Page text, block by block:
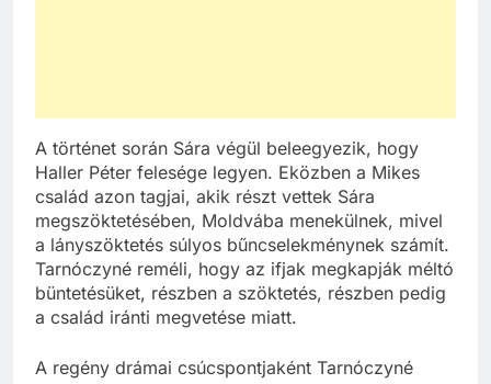
A történet során Sára végül beleegyezik, hogy
Haller Péter felesége legyen. Eközben a Mikes
család azon tagjai, akik részt vettek Sára
megszöktetésében, Moldvába menekülnek, mivel
a lányszöktetés súlyos bűncselekménynek számít.
Tarnóczyné reméli, hogy az ifjak megkapják méltó
büntetésüket, részben a szöktetés, részben pedig
a család iránti megvetése miatt.
A regény drámai csúcspontjaként Tarnóczyné